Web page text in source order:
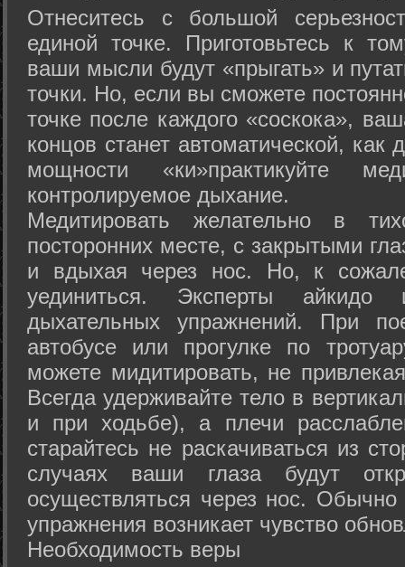
Отнеситесь с большой
единой точке. Приготовьтесь к
ваши мысли будут «прыгать» и
точки. Но, если вы сможете
точке после каждого «соскока»,
концов станет автоматической,
мощности «ки»практикуйте
контролируемое дыхание.
Медитировать желательно в
посторонних месте, с закрытыми
и вдыхая через нос. Но, к
уединиться. Эксперты айкидо
дыхательных упражнений. При
автобусе или прогулке по
можете мидитировать, не
Всегда удерживайте тело в
и при ходьбе), а плечи
старайтесь не раскачиваться из
случаях ваши глаза будут
осуществляться через нос. Обычно
упражнения возникает чувство
Необходимость веры